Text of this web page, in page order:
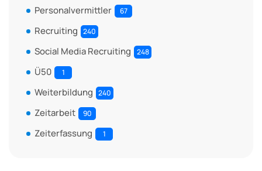
Personalvermittler 67
Recruiting 240
Social Media Recruiting 248
Ü50 1
Weiterbildung 240
Zeitarbeit 90
Zeiterfassung 1